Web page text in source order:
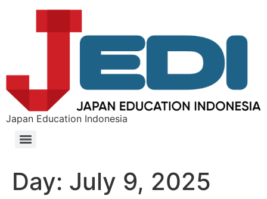
Japan Education Indonesia
Day: July 9, 2025